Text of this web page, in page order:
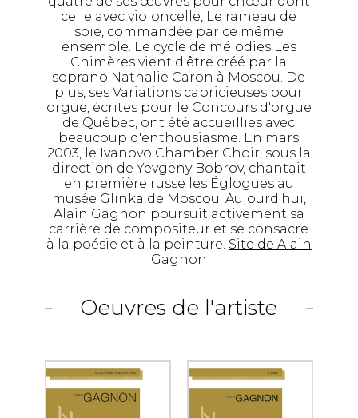
celle avec violoncelle, Le rameau de
soie, commandée par ce même
ensemble. Le cycle de mélodies Les
Chimères vient d'être créé par la
soprano Nathalie Caron à Moscou. De
plus, ses Variations capricieuses pour
orgue, écrites pour le Concours d'orgue
de Québec, ont été accueillies avec
beaucoup d'enthousiasme. En mars
2003, le Ivanovo Chamber Choir, sous la
direction de Yevgeny Bobrov, chantait
en première russe les Églogues au
musée Glinka de Moscou. Aujourd'hui,
Alain Gagnon poursuit activement sa
carrière de compositeur et se consacre
à la poésie et à la peinture. Site de Alain
Gagnon
Oeuvres de l'artiste